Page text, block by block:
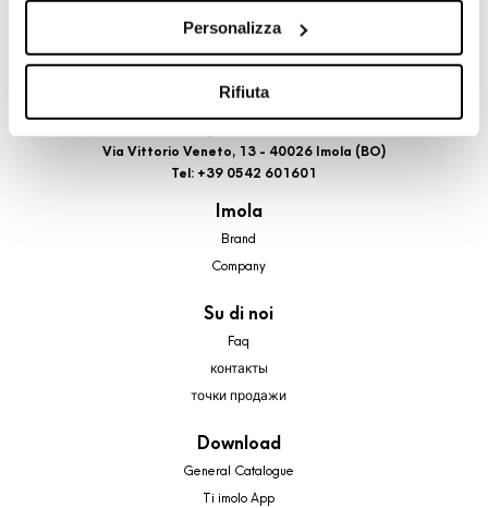
cookie di profilazione, selezionando uno dei bottoni sotto
riportati. Puoi avere maggiori dettagli visionando
l’Informativa estesa cookie. La chiusura del presente
banner comporterà il permanere dei soli cookie tecnici ed
analytics, per i quali non occorre il tuo consenso. Potrai
comunque modificare le tue scelte in qualsiasi momento,
Personalizza
Rifiuta
Via Vittorio Veneto, 13 - 40026 Imola (BO)
Tel: +39 0542 601601
Imola
Brand
Company
Su di noi
Faq
контакты
точки продажи
Download
General Catalogue
Ti imolo App